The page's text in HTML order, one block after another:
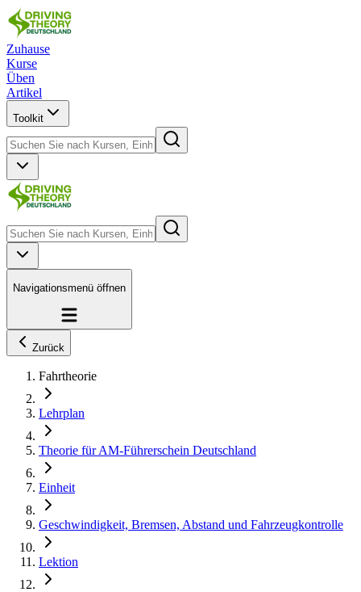
Zuhause
Kurse
Üben
Artikel
Toolkit
Navigationsmenü öffnen
Zurück
Fahrtheorie
Lehrplan
Theorie für AM-Führerschein Deutschland
Einheit
Geschwindigkeit, Bremsen, Abstand und Fahrzeugkontrolle
Lektion